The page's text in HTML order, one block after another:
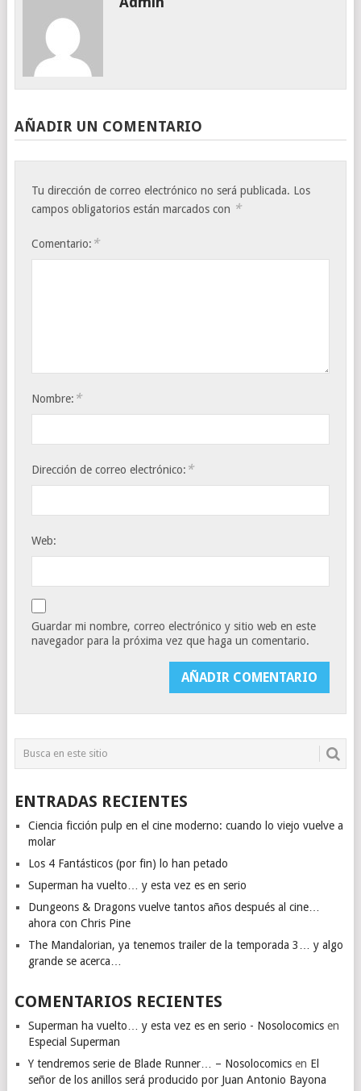
AÑADIR UN COMENTARIO
Tu dirección de correo electrónico no será publicada. Los
campos obligatorios están marcados con *
Comentario: *
Nombre: *
Dirección de correo electrónico: *
Web:
Guardar mi nombre, correo electrónico y sitio web en este
navegador para la próxima vez que haga un comentario.
ENTRADAS RECIENTES
Ciencia ficción pulp en el cine moderno: cuando lo viejo vuelve a
molar
Los 4 Fantásticos (por fin) lo han petado
Superman ha vuelto… y esta vez es en serio
Dungeons & Dragons vuelve tantos años después al cine…
ahora con Chris Pine
The Mandalorian, ya tenemos trailer de la temporada 3… y algo
grande se acerca…
COMENTARIOS RECIENTES
Superman ha vuelto… y esta vez es en serio - Nosolocomicsen
Especial Superman
Y tendremos serie de Blade Runner… – Nosolocomicsen El
señor de los anillos será producido por Juan Antonio Bayona